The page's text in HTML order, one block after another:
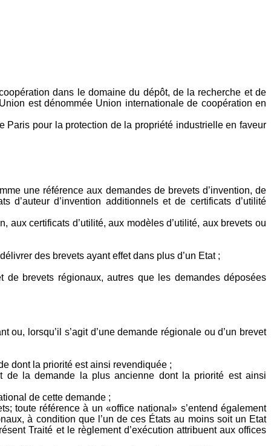
dans le domaine du dépôt, de la recherche et de
est dénommée Union internationale de coopération en
Paris pour la protection de la propriété industrielle en faveur
une référence aux demandes de brevets d’invention, de
d’auteur d’invention additionnels et de certificats d’utilité
aux certificats d’utilité, aux modèles d’utilité, aux brevets ou
des brevets ayant effet dans plus d’un Etat ;
de brevets régionaux, autres que les demandes déposées
lorsqu’il s’agit d’une demande régionale ou d’un brevet
dont la priorité est ainsi revendiquée ;
de la demande la plus ancienne dont la priorité est ainsi
de cette demande ;
toute référence à un «office national» s’entend également
à condition que l’un de ces États au moins soit un Etat
Traité et le règlement d’exécution attribuent aux offices